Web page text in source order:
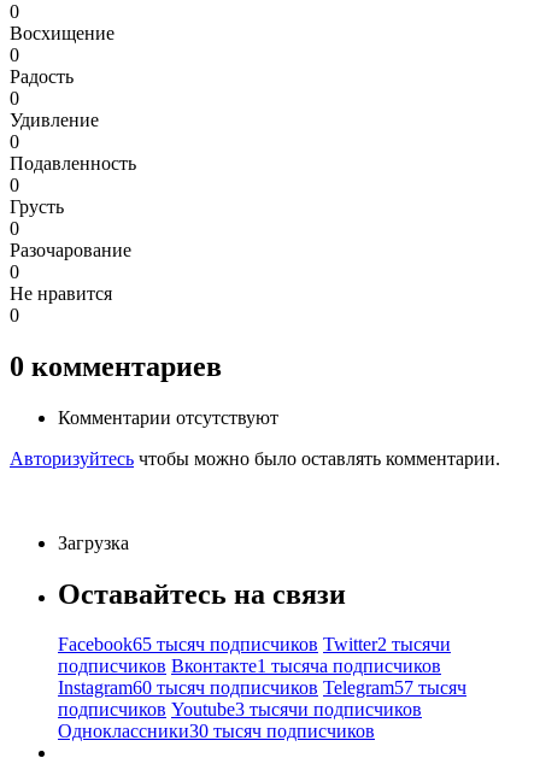
0
Восхищение
0
Радость
0
Удивление
0
Подавленность
0
Грусть
0
Разочарование
0
Не нравится
0
0 комментариев
Комментарии отсутствуют
Авторизуйтесь чтобы можно было оставлять комментарии.
Загрузка
Оставайтесь на связи
Facebook65 тысяч подписчиков Twitter2 тысячи
подписчиков Вконтакте1 тысяча подписчиков
Instagram60 тысяч подписчиков Telegram57 тысяч
подписчиков Youtube3 тысячи подписчиков
Одноклассники30 тысяч подписчиков